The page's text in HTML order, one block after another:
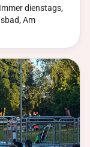
dienstags,
Am